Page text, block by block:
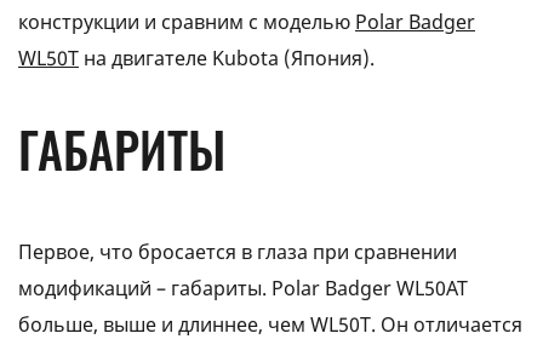
конструкции и сравним с моделью Polar Badger
WL50Т на двигателе Kubota (Япония).
ГАБАРИТЫ
Первое, что бросается в глаза при сравнении
модификаций – габариты. Polar Badger WL50АТ
больше, выше и длиннее, чем WL50Т. Он отличается